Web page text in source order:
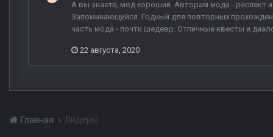
А вы знаете, мод хороший. Авторам мода - респект
Запоминающийся. Годный для повторных
часть мода - почти шедевр. Отличные квесты и
22 августа, 2020
Главная Лидеры